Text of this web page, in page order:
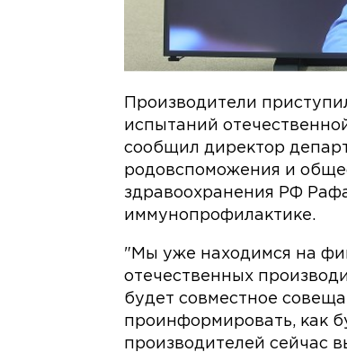
Производители
испытаний
сообщил директор
родовспоможения и
здравоохранения РФ
иммунопрофилактике.
"Мы уже находимся на
отечественных
будет совместное
проинформировать, как
производителей сейчас